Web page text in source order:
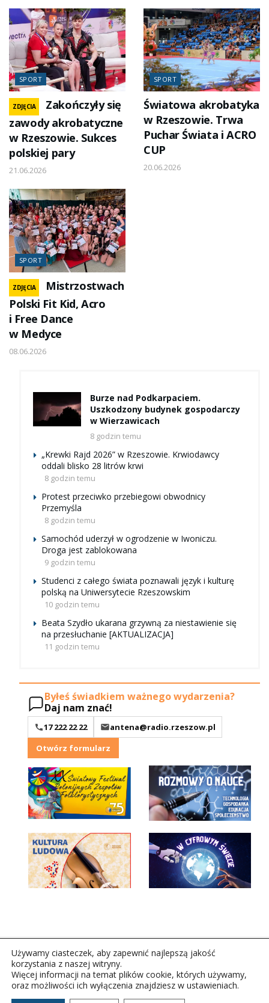
SPORT
ZDJĘCIA
Zakończyły się
zawody akrobatyczne
w Rzeszowie. Sukces
polskiej pary
21.06.2026
SPORT
Światowa akrobatyka
w Rzeszowie. Trwa
Puchar Świata i ACRO
CUP
20.06.2026
SPORT
ZDJĘCIA
Mistrzostwach
Polski Fit Kid, Acro
i Free Dance
w Medyce
08.06.2026
Burze nad Podkarpaciem.
Uszkodzony budynek gospodarczy
w Wierzawicach
8 godzin temu
„Krewki Rajd 2026” w Rzeszowie. Krwiodawcy
oddali blisko 28 litrów krwi
8 godzin temu
Protest przeciwko przebiegowi obwodnicy
Przemyśla
8 godzin temu
Samochód uderzył w ogrodzenie w Iwoniczu.
Droga jest zablokowana
9 godzin temu
Studenci z całego świata poznawali język i kulturę
polską na Uniwersytecie Rzeszowskim
10 godzin temu
Beata Szydło ukarana grzywną za niestawienie się
na przesłuchanie [AKTUALIZACJA]
11 godzin temu
Byłeś świadkiem ważnego wydarzenia?
Daj nam znać!
17 222 22 22
antena@radio.rzeszow.pl
Otwórz formularz
Copyright © 2026Polskie Radio Rzeszów S.A. w likwidacj.
Używamy ciasteczek, aby zapewnić najlepszą jakość
korzystania z naszej witryny.
Więcej informacji na temat plików cookie, których używamy,
oraz możliwości ich wyłączenia znajdziesz w ustawieniach.